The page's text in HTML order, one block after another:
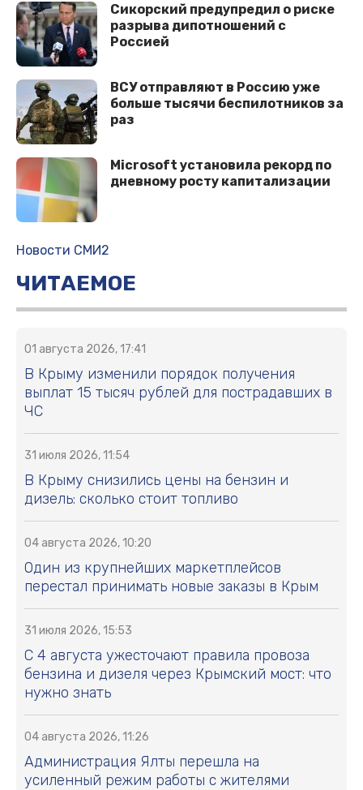
Сикорский предупредил о риске
разрыва дипотношений с
Россией
ВСУ отправляют в Россию уже
больше тысячи беспилотников за
раз
Microsoft установила рекорд по
дневному росту капитализации
Новости СМИ2
ЧИТАЕМОЕ
01 августа 2026, 17:41
В Крыму изменили порядок получения
выплат 15 тысяч рублей для пострадавших в
ЧС
31 июля 2026, 11:54
В Крыму снизились цены на бензин и
дизель: сколько стоит топливо
04 августа 2026, 10:20
Один из крупнейших маркетплейсов
перестал принимать новые заказы в Крым
31 июля 2026, 15:53
С 4 августа ужесточают правила провоза
бензина и дизеля через Крымский мост: что
нужно знать
04 августа 2026, 11:26
Администрация Ялты перешла на
усиленный режим работы с жителями